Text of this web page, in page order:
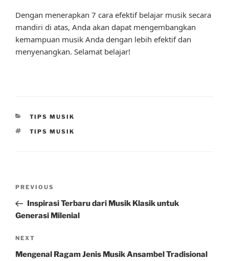
Dengan menerapkan 7 cara efektif belajar musik secara
mandiri di atas, Anda akan dapat mengembangkan
kemampuan musik Anda dengan lebih efektif dan
menyenangkan. Selamat belajar!
CATEGORIES
TIPS MUSIK
TAGS
TIPS MUSIK
Previous
Post
PREVIOUS
Inspirasi Terbaru dari Musik Klasik untuk
Generasi Milenial
Next
Post
NEXT
Mengenal Ragam Jenis Musik Ansambel Tradisional